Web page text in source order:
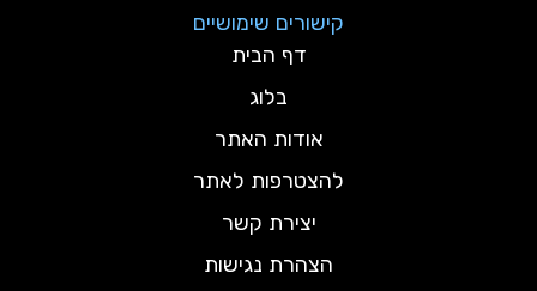
קישורים שימושיים
דף הבית
בלוג
אודות האתר
להצטרפות לאתר
יצירת קשר
הצהרת נגישות